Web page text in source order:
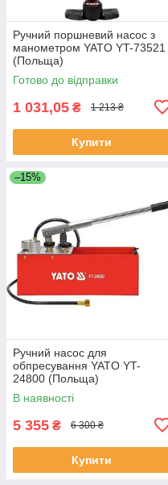
Ручний поршневий насос з
манометром YATO YT-73521
(Польща)
Готово до відправки
1 031,05 ₴ 1 213 ₴
Купити
–15%
Ручний насос для
обпресування YATO YT-
24800 (Польща)
В наявності
5 355 ₴ 6 300 ₴
Купити